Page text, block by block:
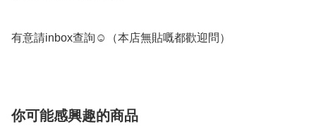
有意請inbox查詢☺️（本店無貼嘅都歡迎問）
你可能感興趣的商品